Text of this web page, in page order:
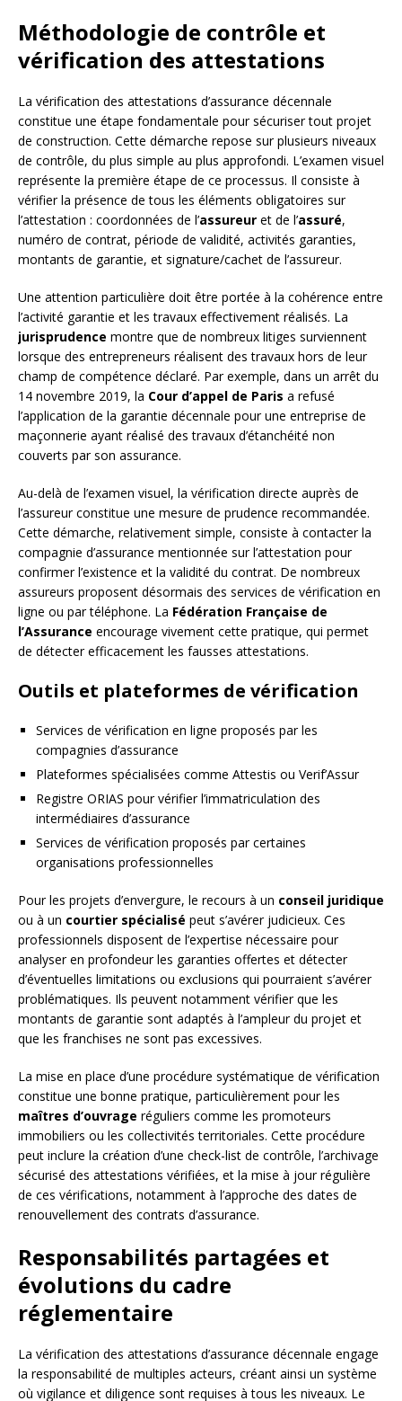
Méthodologie de contrôle et
vérification des attestations
La vérification des attestations d’assurance décennale
constitue une étape fondamentale pour sécuriser tout projet
de construction. Cette démarche repose sur plusieurs niveaux
de contrôle, du plus simple au plus approfondi. L’examen visuel
représente la première étape de ce processus. Il consiste à
vérifier la présence de tous les éléments obligatoires sur
l’attestation : coordonnées de l’assureur et de l’assuré,
numéro de contrat, période de validité, activités garanties,
montants de garantie, et signature/cachet de l’assureur.
Une attention particulière doit être portée à la cohérence entre
l’activité garantie et les travaux effectivement réalisés. La
jurisprudence montre que de nombreux litiges surviennent
lorsque des entrepreneurs réalisent des travaux hors de leur
champ de compétence déclaré. Par exemple, dans un arrêt du
14 novembre 2019, la Cour d’appel de Paris a refusé
l’application de la garantie décennale pour une entreprise de
maçonnerie ayant réalisé des travaux d’étanchéité non
couverts par son assurance.
Au-delà de l’examen visuel, la vérification directe auprès de
l’assureur constitue une mesure de prudence recommandée.
Cette démarche, relativement simple, consiste à contacter la
compagnie d’assurance mentionnée sur l’attestation pour
confirmer l’existence et la validité du contrat. De nombreux
assureurs proposent désormais des services de vérification en
ligne ou par téléphone. La Fédération Française de
l’Assurance encourage vivement cette pratique, qui permet
de détecter efficacement les fausses attestations.
Outils et plateformes de vérification
Services de vérification en ligne proposés par les
compagnies d’assurance
Plateformes spécialisées comme Attestis ou Verif’Assur
Registre ORIAS pour vérifier l’immatriculation des
intermédiaires d’assurance
Services de vérification proposés par certaines
organisations professionnelles
Pour les projets d’envergure, le recours à un conseil juridique
ou à un courtier spécialisé peut s’avérer judicieux. Ces
professionnels disposent de l’expertise nécessaire pour
analyser en profondeur les garanties offertes et détecter
d’éventuelles limitations ou exclusions qui pourraient s’avérer
problématiques. Ils peuvent notamment vérifier que les
montants de garantie sont adaptés à l’ampleur du projet et
que les franchises ne sont pas excessives.
La mise en place d’une procédure systématique de vérification
constitue une bonne pratique, particulièrement pour les
maîtres d’ouvrage réguliers comme les promoteurs
immobiliers ou les collectivités territoriales. Cette procédure
peut inclure la création d’une check-list de contrôle, l’archivage
sécurisé des attestations vérifiées, et la mise à jour régulière
de ces vérifications, notamment à l’approche des dates de
renouvellement des contrats d’assurance.
Responsabilités partagées et
évolutions du cadre
réglementaire
La vérification des attestations d’assurance décennale engage
la responsabilité de multiples acteurs, créant ainsi un système
où vigilance et diligence sont requises à tous les niveaux. Le